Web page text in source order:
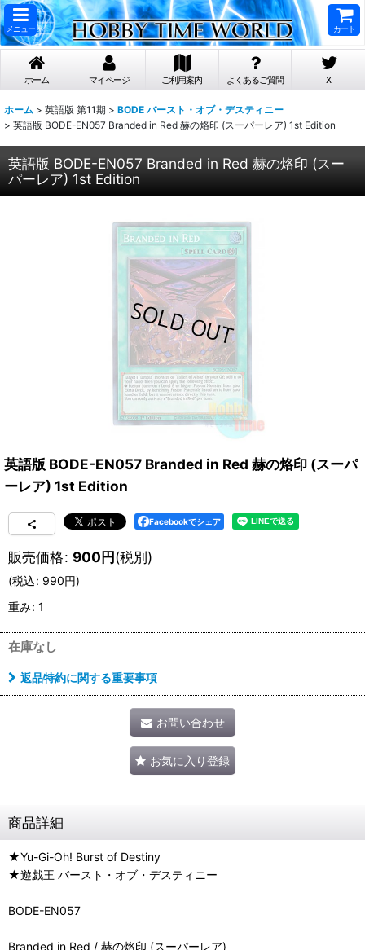
メニュー カート
ホーム マイページ ご利用案内 よくあるご質問 X
ホーム > 英語版 第11期 > BODE バースト・オブ・デスティニー
> 英語版 BODE-EN057 Branded in Red 赫の烙印 (スーパーレア) 1st Edition
英語版 BODE-EN057 Branded in Red 赫の烙印 (スー
パーレア) 1st Edition
英語版 BODE-EN057 Branded in Red 赫の烙印 (スーパ
ーレア) 1st Edition
Facebookでシェア
販売価格: 900円(税別)
(税込: 990円)
重み: 1
在庫なし
返品特約に関する重要事項
お問い合わせ
お気に入り登録
商品詳細
★Yu-Gi-Oh! Burst of Destiny
★遊戯王 バースト・オブ・デスティニー
BODE-EN057
Branded in Red / 赫の烙印 (スーパーレア)